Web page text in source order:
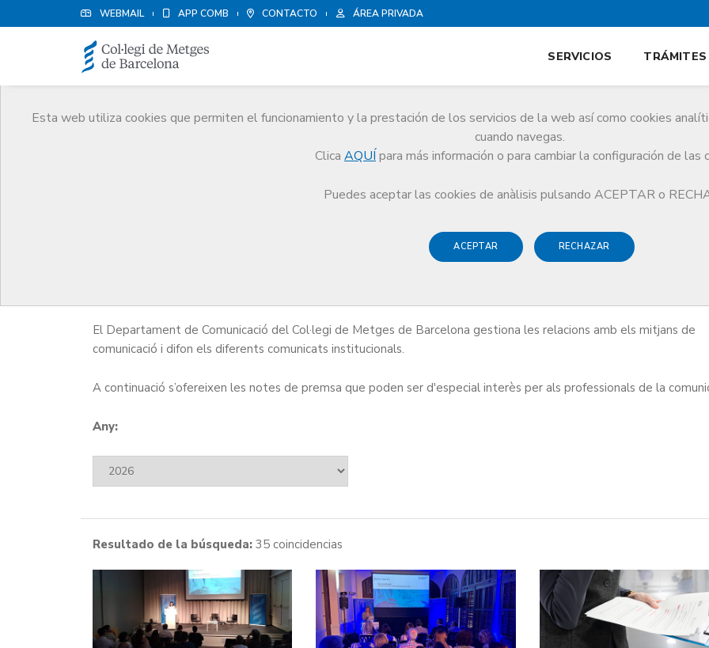
WEBMAIL APP COMB CONTACTO ÁREA PRIVADA
Esta web utiliza cookies que permiten el funcionamiento y la prestación de los servicios de la web así como cookies
cuando navegas.
Clica AQUÍ para más información o para cambiar la configuración de las
Puedes aceptar las cookies de anàlisis pulsando ACEPTAR o
ACEPTAR RECHAZAR
SERVICIOS TRÁMITES
Notes de premsa
El Departament de Comunicació del Col·legi de Metges de Barcelona gestiona les relacions amb els mitjans de
comunicació i difon els diferents comunicats institucionals.
A continuació s’ofereixen les notes de premsa que poden ser d'especial interès per als professionals de la
Any:
Resultado de la búsqueda: 35 coincidencias